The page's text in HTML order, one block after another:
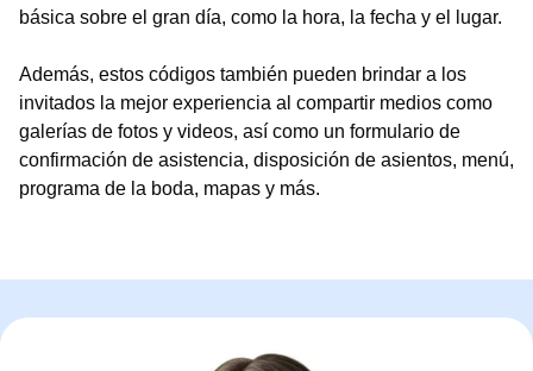
básica sobre el gran día, como la hora, la fecha y el lugar.
Además, estos códigos también pueden brindar a los
invitados la mejor experiencia al compartir medios como
galerías de fotos y videos, así como un formulario de
confirmación de asistencia, disposición de asientos, menú,
programa de la boda, mapas y más.